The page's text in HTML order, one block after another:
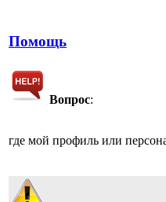
Помощь
Вопрос:
где мой профиль или